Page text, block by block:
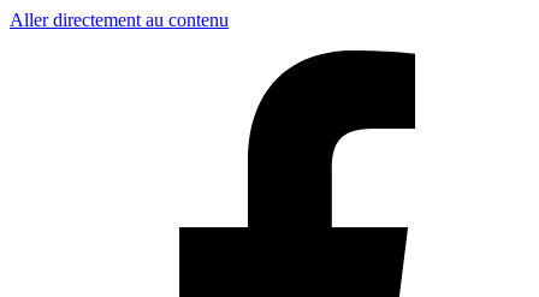
Aller directement au contenu